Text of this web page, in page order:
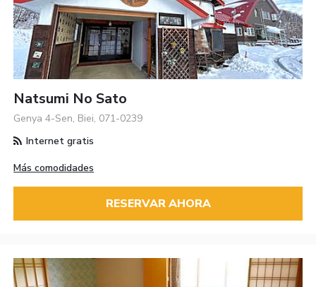
Natsumi No Sato
Genya 4-Sen, Biei, 071-0239
Internet gratis
Más comodidades
RESERVAR AHORA